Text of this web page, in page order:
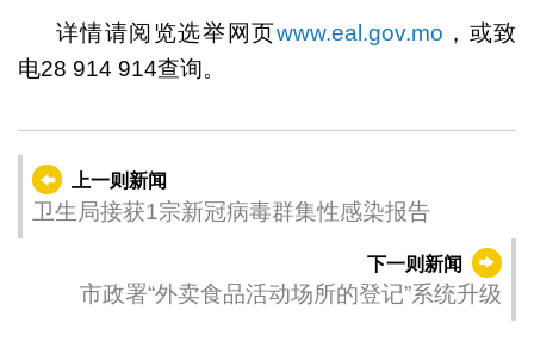
详情请阅览选举网页www.eal.gov.mo ，或致
电28 914 914查询。
上一则新闻
卫生局接获1宗新冠病毒群集性感染报告
下一则新闻
市政署“外卖食品活动场所的登记”系统升级